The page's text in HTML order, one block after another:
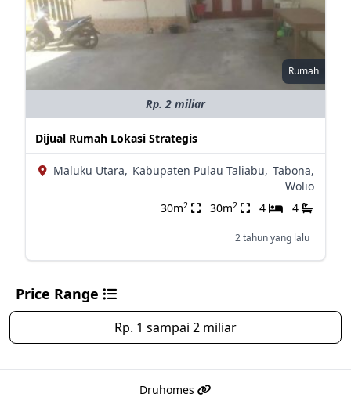
Rumah
Rp. 2 miliar
Dijual Rumah Lokasi Strategis
Maluku Utara, Kabupaten Pulau Taliabu, Tabona,
Wolio
30m2 30m2 4 4
2 tahun yang lalu
Price Range
Rp. 1 sampai 2 miliar
Druhomes